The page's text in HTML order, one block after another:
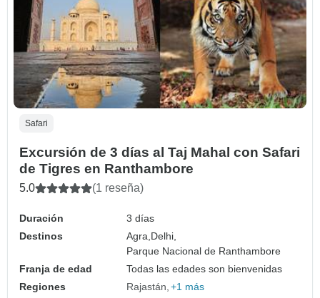
Safari
Excursión de 3 días al Taj Mahal con Safari
de Tigres en Ranthambore
5.0 (1 reseña)
Duración
3 días
Destinos
Agra,Delhi,
Parque Nacional de Ranthambore
Franja de edad
Todas las edades son bienvenidas
Regiones
Rajastán +1 más